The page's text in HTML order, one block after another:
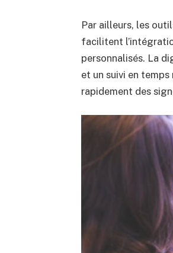
Par ailleurs, les
facilitent
personnalisés. La
et un suivi en
rapidement des